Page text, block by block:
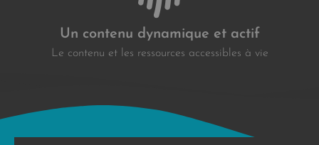
Un contenu dynamique et actif
Le contenu et les ressources accessibles à vie